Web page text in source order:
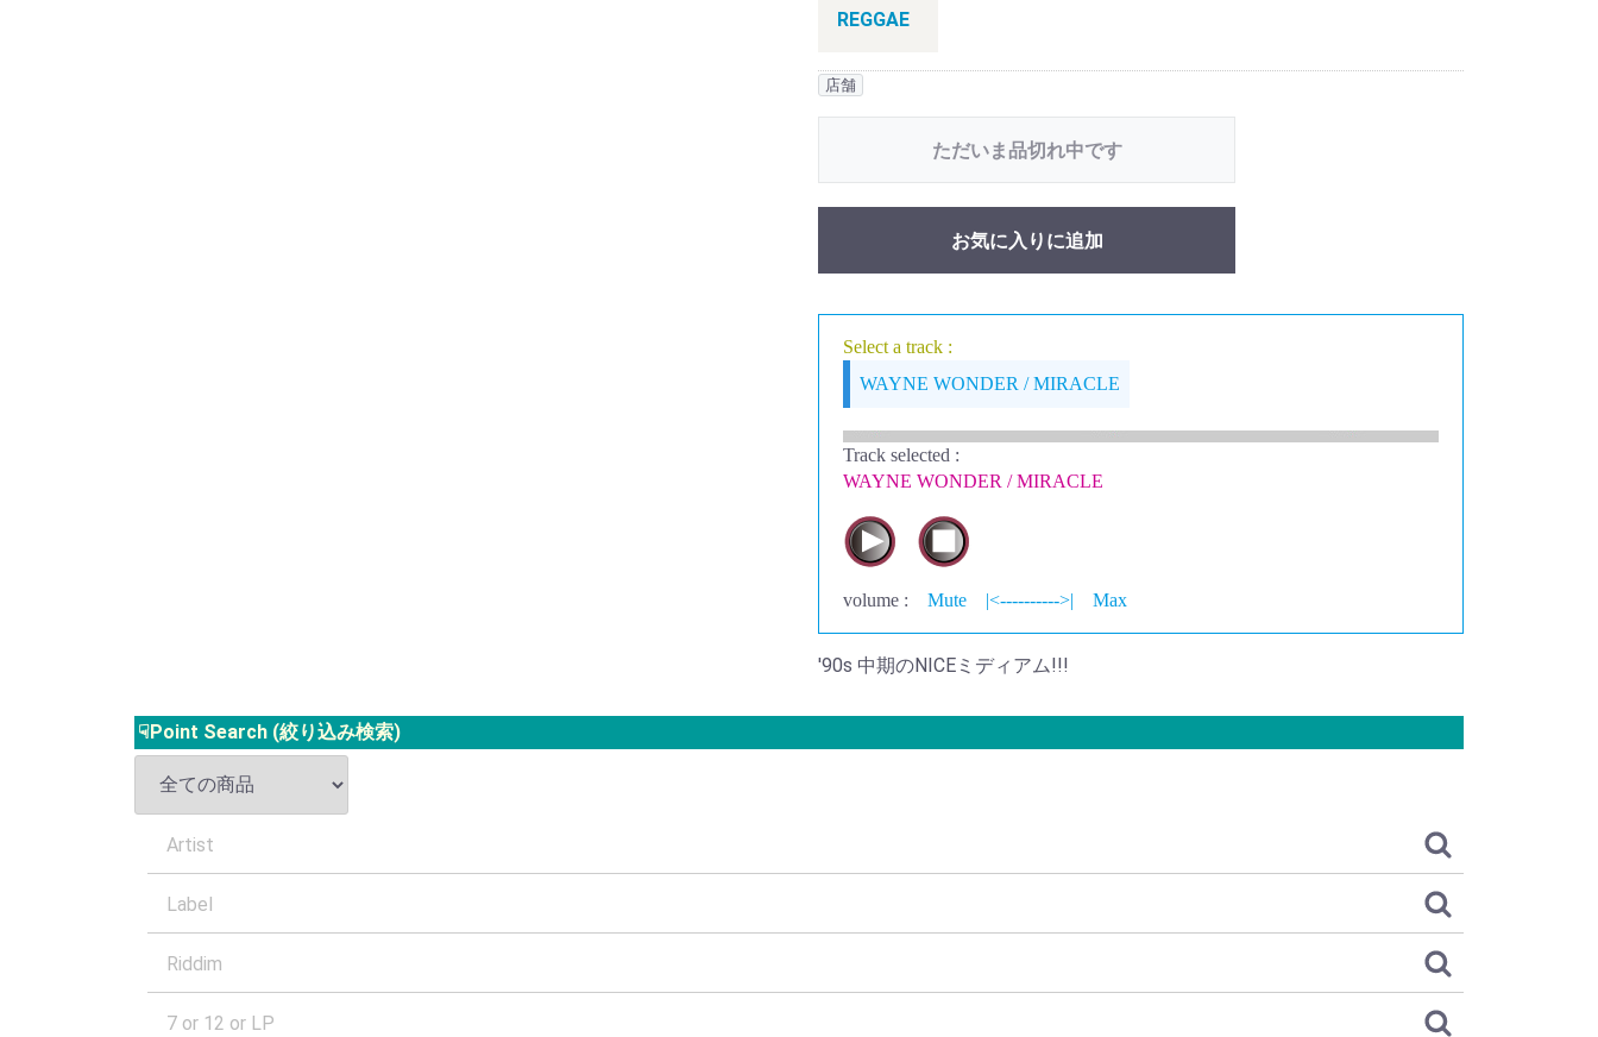
REGGAE
店舗
ただいま品切れ中です
お気に入りに追加
Select a track :
WAYNE WONDER / MIRACLE
Track selected :
WAYNE WONDER / MIRACLE
volume : Mute |<---------->| Max
'90s 中期のNICEミディアム!!!
☟Point Search (絞り込み検索)